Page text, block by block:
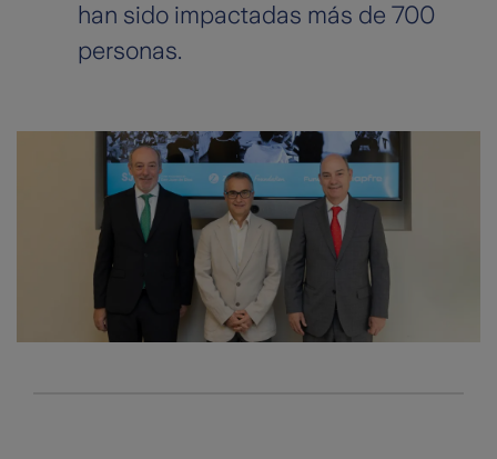
han sido impactadas más de 700
personas.